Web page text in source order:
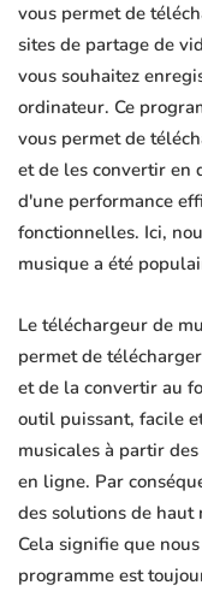
vous permet de
sites de partage de
vous souhaitez
ordinateur. Ce
vous permet de
et de les convertir en
d'une performance
fonctionnelles. Ici,
musique a été
Le téléchargeur de
permet de
et de la convertir au
outil puissant, facile
musicales à partir
en ligne. Par
des solutions de haut
Cela signifie que
programme est